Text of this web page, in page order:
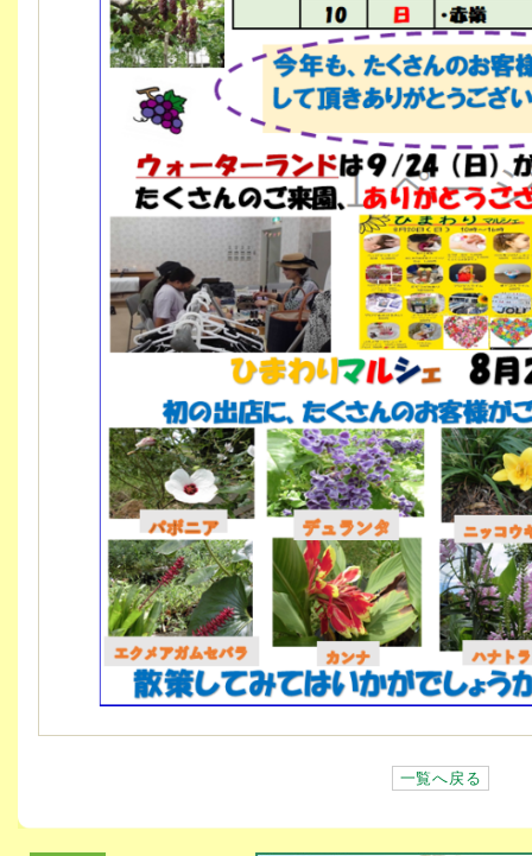
一覧へ戻る